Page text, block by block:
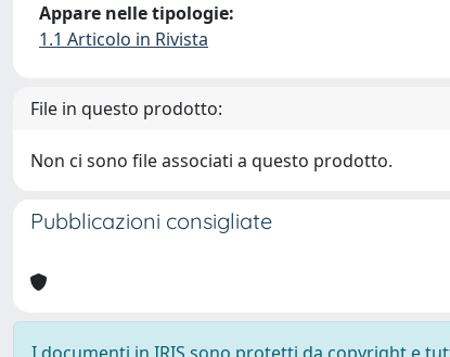
Appare nelle tipologie:
1.1 Articolo in Rivista
File in questo prodotto:
Non ci sono file associati a questo prodotto.
Pubblicazioni consigliate